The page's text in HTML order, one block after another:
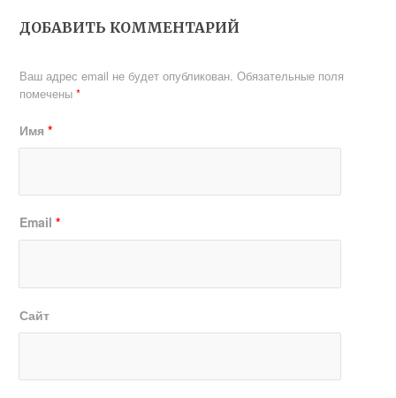
ДОБАВИТЬ КОММЕНТАРИЙ
Ваш адрес email не будет опубликован. Обязательные поля
помечены*
Имя*
Email*
Сайт